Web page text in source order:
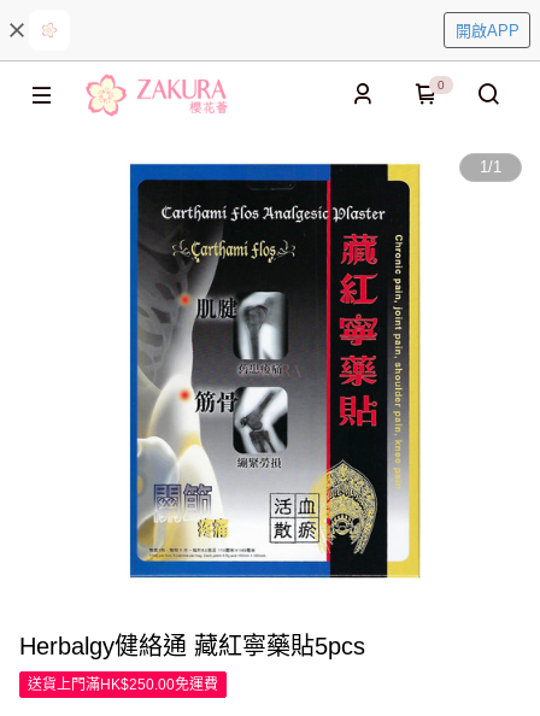
開啟APP
0
1/1
Herbalgy健絡通 藏紅寧藥貼5pcs
送貨上門滿HK$250.00免運費